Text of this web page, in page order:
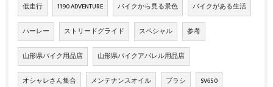
低走行 1190 ADVENTURE バイクから見る景色 バイクがある生活
ハーレー ストリードグライド スペシャル 参考
山形県バイク用品店 山形県バイクアパレル用品店
オシャレさん集合 メンテナンスオイル ブラシ SV650